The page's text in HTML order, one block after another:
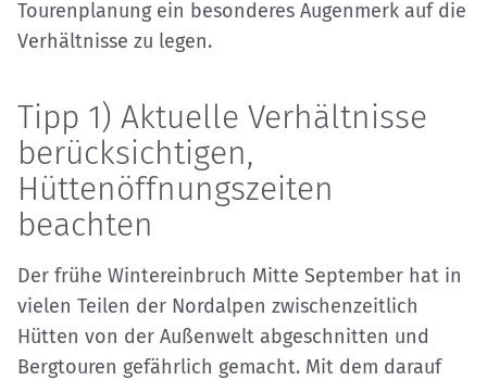
Tourenplanung ein besonderes Augenmerk auf die
Verhältnisse zu legen.
Tipp 1) Aktuelle Verhältnisse
berücksichtigen,
Hüttenöffnungszeiten
beachten
Der frühe Wintereinbruch Mitte September hat in
vielen Teilen der Nordalpen zwischenzeitlich
Hütten von der Außenwelt abgeschnitten und
Bergtouren gefährlich gemacht. Mit dem darauf